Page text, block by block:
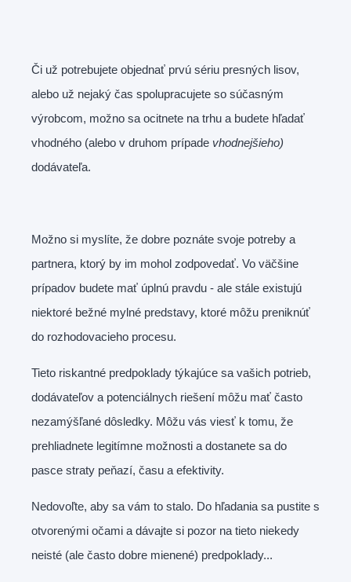
Či už potrebujete objednať prvú sériu presných lisov,
alebo už nejaký čas spolupracujete so súčasným
výrobcom, možno sa ocitnete na trhu a budete hľadať
vhodného (alebo v druhom prípade vhodnejšieho)
dodávateľa.
Možno si myslíte, že dobre poznáte svoje potreby a
partnera, ktorý by im mohol zodpovedať. Vo väčšine
prípadov budete mať úplnú pravdu - ale stále existujú
niektoré bežné mylné predstavy, ktoré môžu preniknúť
do rozhodovacieho procesu.
Tieto riskantné predpoklady týkajúce sa vašich potrieb,
dodávateľov a potenciálnych riešení môžu mať často
nezamýšľané dôsledky. Môžu vás viesť k tomu, že
prehliadnete legitímne možnosti a dostanete sa do
pasce straty peňazí, času a efektivity.
Nedovoľte, aby sa vám to stalo. Do hľadania sa pustite s
otvorenými očami a dávajte si pozor na tieto niekedy
neisté (ale často dobre mienené) predpoklady...